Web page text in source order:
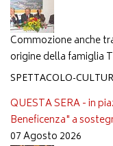
Commozione anche
origine della famiglia
SPETTACOLO-
QUESTA SERA - in
Beneficenza" a
07 Agosto 2026